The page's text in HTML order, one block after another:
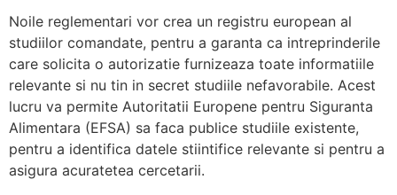
Noile reglementari vor crea un registru european al
studiilor comandate, pentru a garanta ca intreprinderile
care solicita o autorizatie furnizeaza toate informatiile
relevante si nu tin in secret studiile nefavorabile. Acest
lucru va permite Autoritatii Europene pentru Siguranta
Alimentara (EFSA) sa faca publice studiile existente,
pentru a identifica datele stiintifice relevante si pentru a
asigura acuratetea cercetarii.